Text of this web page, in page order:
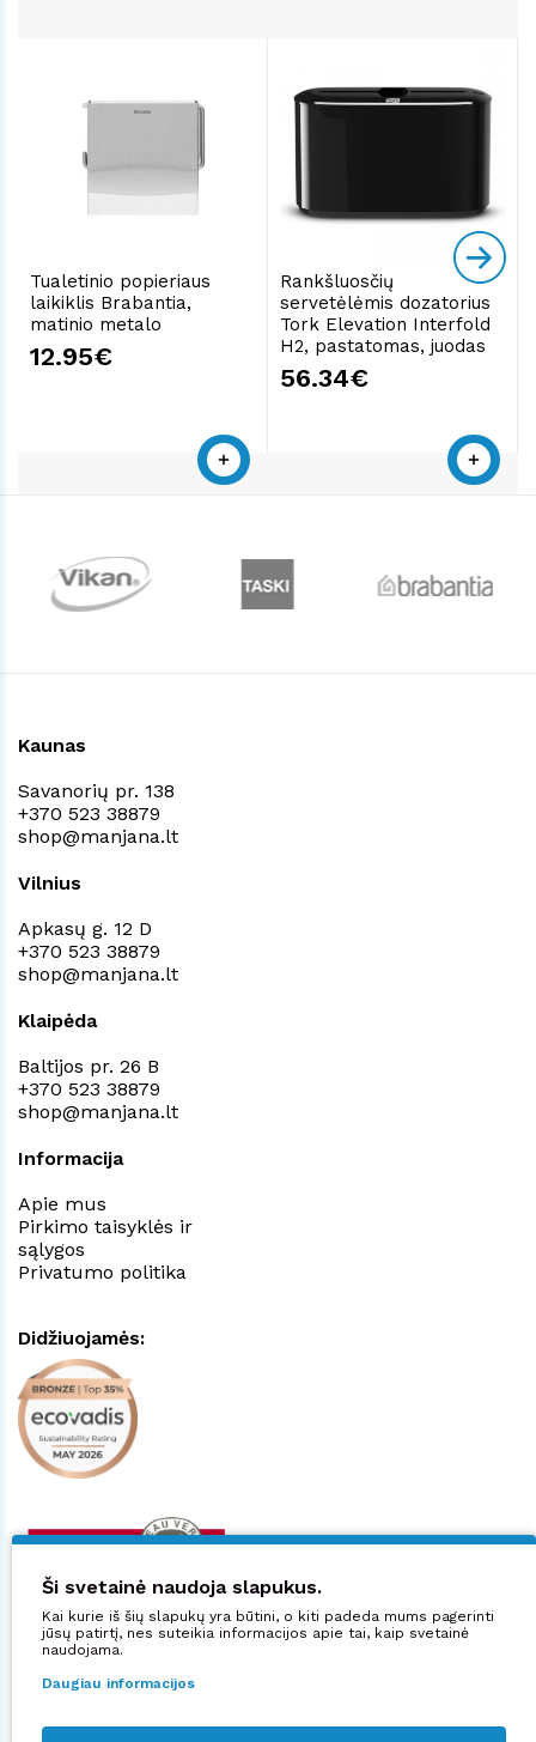
Tualetinio popieriaus
laikiklis Brabantia,
matinio metalo
12.95€
Rankšluosčių
servetėlėmis dozatorius
Tork Elevation Interfold
H2, pastatomas, juodas
56.34€
Kaunas
Savanorių pr. 138
+370 523 38879
shop@manjana.lt
Vilnius
Apkasų g. 12 D
+370 523 38879
shop@manjana.lt
Klaipėda
Baltijos pr. 26 B
+370 523 38879
shop@manjana.lt
Informacija
Apie mus
Pirkimo taisyklės ir
sąlygos
Privatumo politika
Didžiuojamės:
Ši svetainė naudoja slapukus.
Kai kurie iš šių slapukų yra būtini, o kiti padeda mums pagerinti
jūsų patirtį, nes suteikia informacijos apie tai, kaip svetainė
naudojama.
Daugiau informacijos